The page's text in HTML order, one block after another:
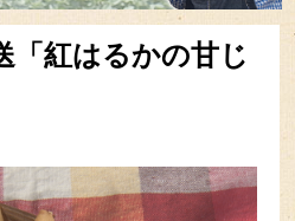
「紅はるかの甘じ